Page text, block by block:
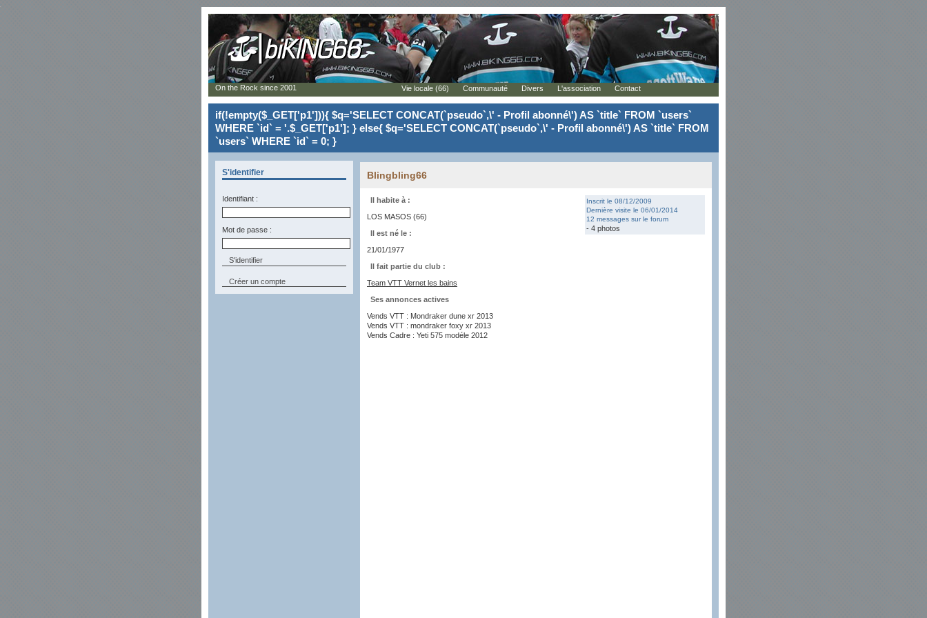
if(!empty($_GET['p1'])){ $q='SELECT CONCAT(`pseudo`,\' - Profil abonné\') AS `title` FROM `users`
WHERE `id` = '.$_GET['p1']; } else{ $q='SELECT CONCAT(`pseudo`,\' - Profil abonné\') AS `title` FROM
`users` WHERE `id` = 0; }
S'identifier
Identifiant :
Mot de passe :
Créer un compte
Blingbling66
Inscrit le 08/12/2009
Dernière visite le 06/01/2014
12 messages sur le forum
- 4 photos
Il habite à :
LOS MASOS (66)
Il est né le :
21/01/1977
Il fait partie du club :
Team VTT Vernet les bains
Ses annonces actives
Vends VTT : Mondraker dune xr 2013
Vends VTT : mondraker foxy xr 2013
Vends Cadre : Yeti 575 modéle 2012
On the Rock since 2001 Vie locale (66) Communauté Divers L'association Contact